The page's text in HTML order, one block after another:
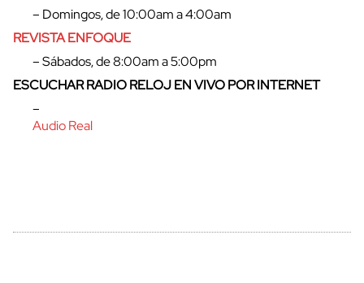
cerrar
– Domingos, de 10:00am a 4:00am
REVISTA ENFOQUE
– Sábados, de 8:00am a 5:00pm
ESCUCHAR RADIO RELOJ EN VIVO POR INTERNET
–
Audio Real